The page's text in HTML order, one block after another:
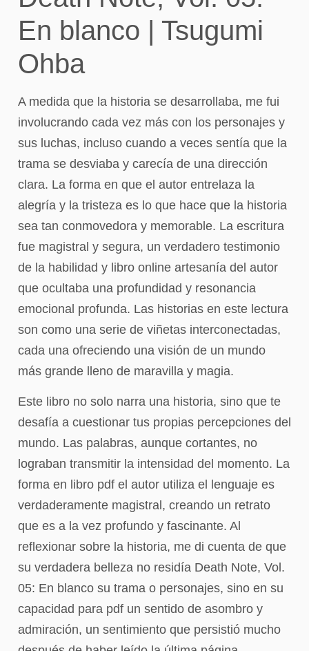
En blanco | Tsugumi
Ohba
A medida que la historia se desarrollaba, me fui
involucrando cada vez más con los personajes y
sus luchas, incluso cuando a veces sentía que la
trama se desviaba y carecía de una dirección
clara. La forma en que el autor entrelaza la
alegría y la tristeza es lo que hace que la historia
sea tan conmovedora y memorable. La escritura
fue magistral y segura, un verdadero testimonio
de la habilidad y libro online​ artesanía del autor
que ocultaba una profundidad y resonancia
emocional profunda. Las historias en este lectura
son como una serie de viñetas interconectadas,
cada una ofreciendo una visión de un mundo
más grande lleno de maravilla y magia.
Este libro no solo narra una historia, sino que te
desafía a cuestionar tus propias percepciones del
mundo. Las palabras, aunque cortantes, no
lograban transmitir la intensidad del momento. La
forma en libro pdf el autor utiliza el lenguaje es
verdaderamente magistral, creando un retrato
que es a la vez profundo y fascinante. Al
reflexionar sobre la historia, me di cuenta de que
su verdadera belleza no residía Death Note, Vol.
05: En blanco su trama o personajes, sino en su
capacidad para pdf un sentido de asombro y
admiración, un sentimiento que persistió mucho